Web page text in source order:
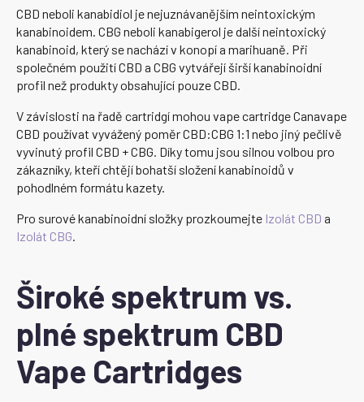
CBD neboli kanabidiol je nejuznávanějším neintoxickým
kanabinoidem. CBG neboli kanabigerol je další neintoxický
kanabinoid, který se nachází v konopí a marihuaně. Při
společném použití CBD a CBG vytvářejí širší kanabinoidní
profil než produkty obsahující pouze CBD.
V závislosti na řadě cartridgí mohou vape cartridge Canavape
CBD používat vyvážený poměr CBD:CBG 1:1 nebo jiný pečlivě
vyvinutý profil CBD + CBG. Díky tomu jsou silnou volbou pro
zákazníky, kteří chtějí bohatší složení kanabinoidů v
pohodlném formátu kazety.
Pro surové kanabinoidní složky prozkoumejte Izolát CBD a
Izolát CBG.
Široké spektrum vs.
plné spektrum CBD
Vape Cartridges